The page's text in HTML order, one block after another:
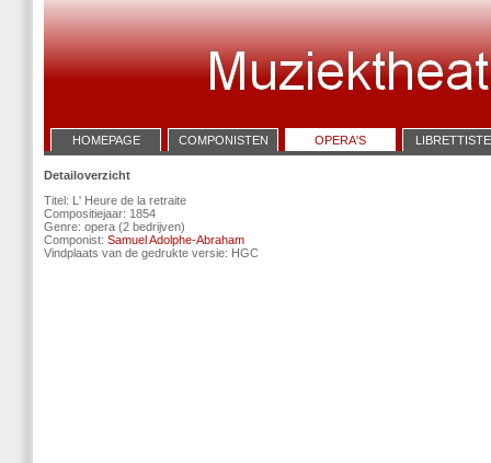
HOMEPAGE COMPONISTEN OPERA'S
Detailoverzicht
Titel: L' Heure de la retraite
Compositiejaar: 1854
Genre: opera (2 bedrijven)
Componist: Samuel Adolphe-Abraham
Vindplaats van de gedrukte versie: HGC